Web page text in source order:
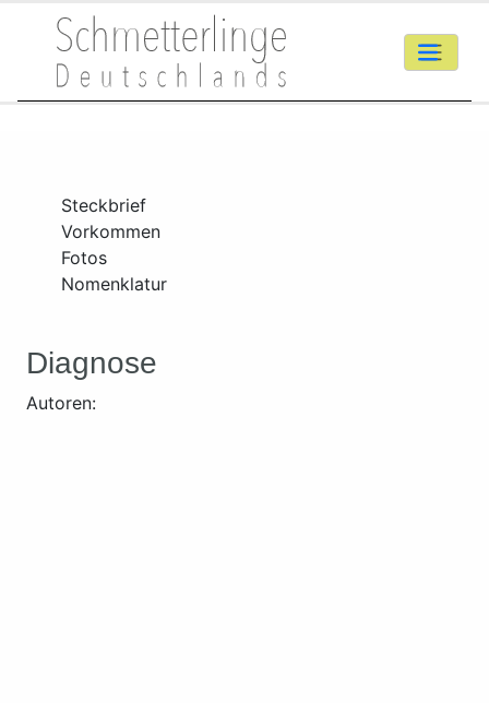
Steckbrief
Vorkommen
Fotos
Nomenklatur
Diagnose
Autoren: